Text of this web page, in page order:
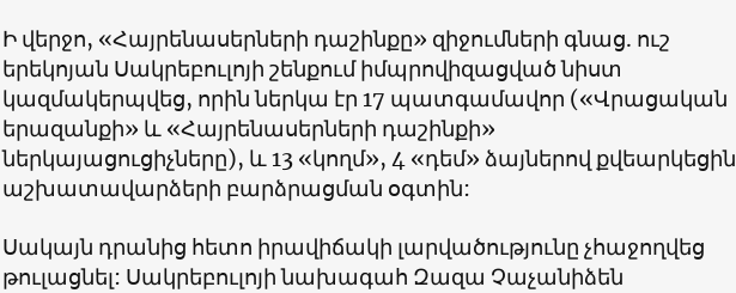
Ի վերջո, «Հայրենասերների դաշինքը» զիջումների գնաց. ուշ
երեկոյան Սակրեբուլոյի շենքում իմպրովիզացված նիստ
կազմակերպվեց, որին ներկա էր 17 պատգամավոր («Վրացական
երազանքի» և«Հայրենասերների դաշինքի»
ներկայացուցիչները), և13 «կողմ», 4 «դեմ» ձայներով քվեարկեցին
աշխատավարձերի բարձրացման օգտին:
Սակայն դրանից հետո իրավիճակի լարվածությունը չհաջողվեց
թուլացնել: Սակրեբուլոյի նախագահ Զազա Չաչանիձեն